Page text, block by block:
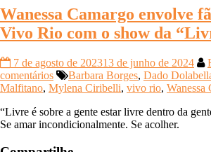
Wanessa Camargo envolve
Vivo Rio com o show da
7 de agosto de 202313 de junho de 2024
comentários
Barbara Borges, Dado
Malfitano, Mylena Ciribelli, vivo rio, Wanessa
“Livre é sobre a gente estar livre dentro da
Se amar incondicionalmente. Se acolher.